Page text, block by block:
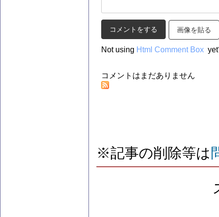
画像を貼る
Not using Html Comment Box
コメントはまだありません
※記事の削除等は